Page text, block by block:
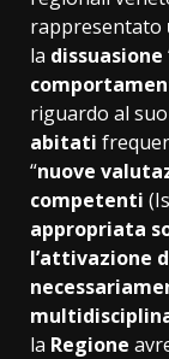
rappresentato
la dissuasione
riguardo al suo
abitati
“nuove
competenti
appropriata
l’attivazione
la Regione